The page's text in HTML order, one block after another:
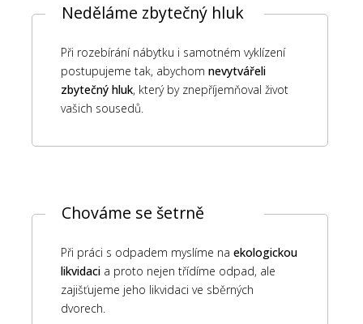
Neděláme zbytečný hluk
Při rozebírání nábytku i samotném vyklízení
postupujeme tak, abychom nevytvářeli
zbytečný hluk, který by znepříjemňoval život
vašich sousedů.
Chováme se šetrně
Při práci s odpadem myslíme na ekologickou
likvidacia proto nejen třídíme odpad, ale
zajišťujeme jeho likvidaci ve sběrných
dvorech.